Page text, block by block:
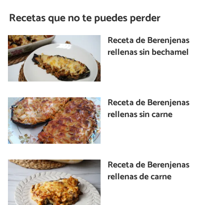
Recetas que no te puedes perder
Receta de Berenjenas
rellenas sin bechamel
Receta de Berenjenas
rellenas sin carne
Receta de Berenjenas
rellenas de carne